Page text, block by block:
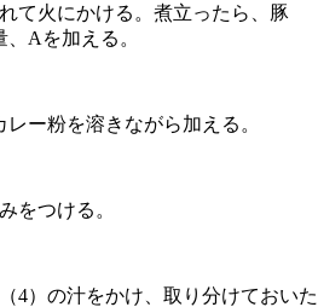
て火にかける。煮立ったら、豚
Aを加える。
レー粉を溶きながら加える。
をつける。
4）の汁をかけ、取り分けておいた